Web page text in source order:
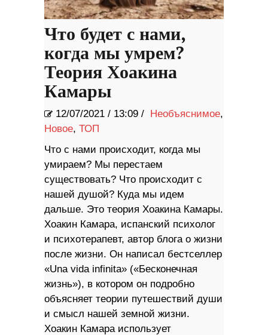
Что будет с нами,
когда мы умрем?
Теория Хоакина
Камары
12/07/2021 / 13:09 / Необъяснимое,
Новое, ТОП
Что с нами происходит, когда мы
умираем? Мы перестаем
существовать? Что происходит с
нашей душой? Куда мы идем
дальше. Это теория Хоакина Камары.
Хоакин Камара, испанский психолог
и психотерапевт, автор блога о жизни
после жизни. Он написал бестселлер
«Una vida infinita» («Бесконечная
жизнь»), в котором он подробно
объясняет теории путешествий души
и смысл нашей земной жизни.
Хоакин Камара использует